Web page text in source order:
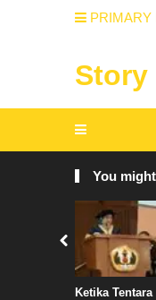
PRIMARY
Story
You
Ketika Tentara